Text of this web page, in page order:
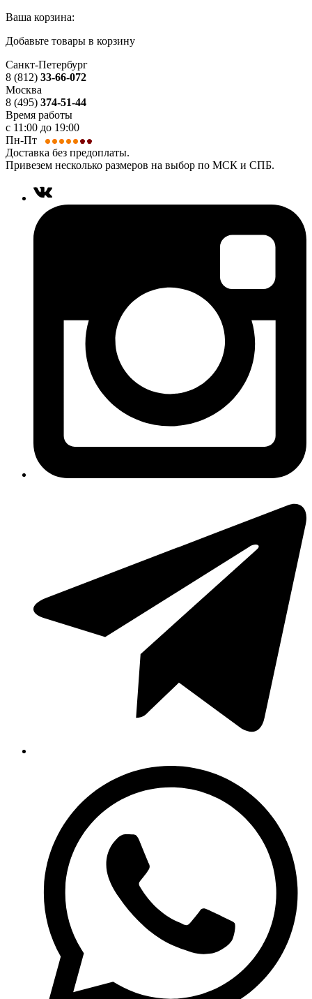
Ваша корзина:
Добавьте товары в корзину
Санкт-Петербург
8 (812) 33-66-072
Москва
8 (495) 374-51-44
Время работы
с 11:00 до 19:00
Пн-Пт
Доставка без предоплаты.
Привезем несколько размеров на выбор по МСК и СПБ.